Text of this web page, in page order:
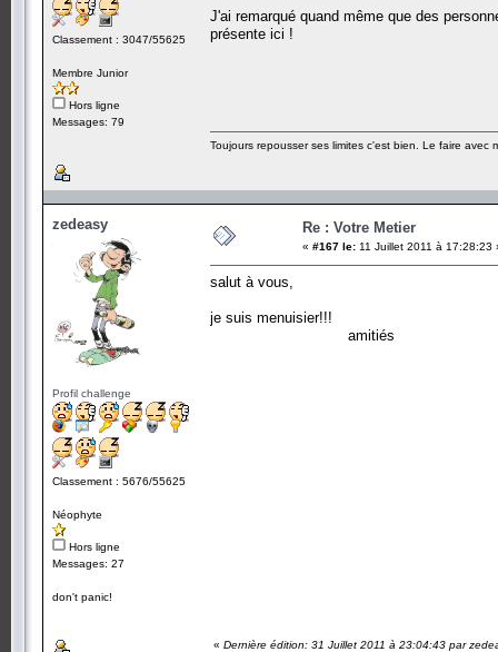
Classement : 3047/55625
Membre Junior
Hors ligne
Messages: 79
J'ai remarqué quand même que des
présente ici !
Toujours repousser ses limites c'est bien. Le faire avec
zedeasy
Profil challenge
Classement : 5676/55625
Néophyte
Hors ligne
Messages: 27
don't panic!
Re : Votre Metier
« #167 le: 11 Juillet 2011 à 17:28:23
salut à vous,
je suis menuisier!!!
« Dernière édition: 31 Juillet 2011 à 23:04:43 par